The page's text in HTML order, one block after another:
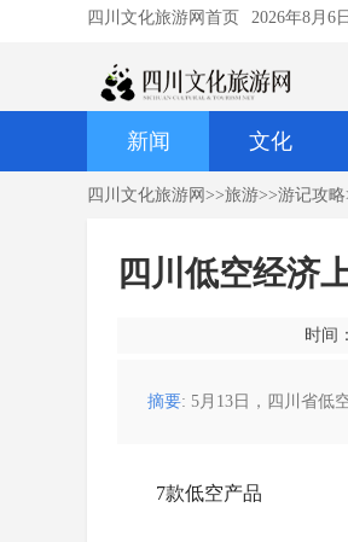
四川文化旅游网首页 2026年8月6
新闻 文化
四川文化旅游网 >>旅游>>游记攻略
四川低空经济
时间
摘要: 5月13日，四川省低
7款低空产品